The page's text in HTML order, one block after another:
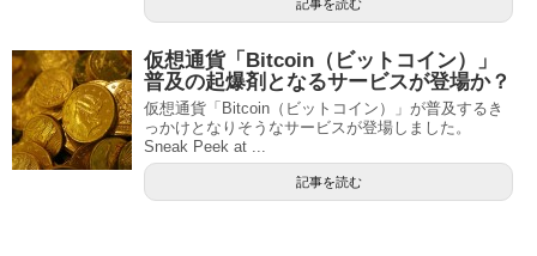
記事を読む
仮想通貨「Bitcoin（ビットコイン）」
普及の起爆剤となるサービスが登場か？
仮想通貨「Bitcoin（ビットコイン）」が普及するき
っかけとなりそうなサービスが登場しました。
Sneak Peek at ...
記事を読む